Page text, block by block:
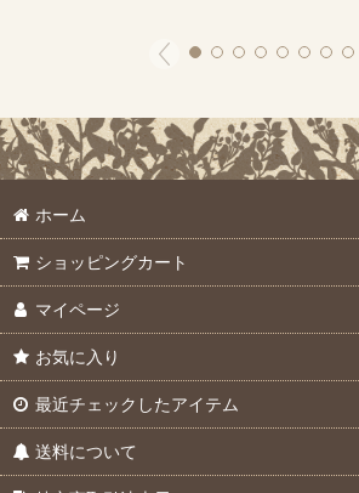
ホーム
ショッピングカート
マイページ
お気に入り
最近チェックしたアイテム
送料について